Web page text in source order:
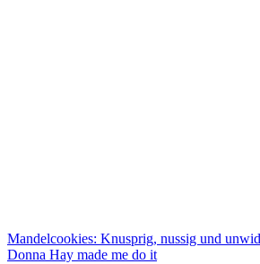
Mandelcookies: Knusprig, nussig und
Donna Hay made me do it